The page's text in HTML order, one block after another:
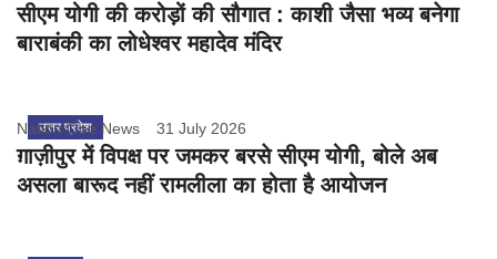
सीएम योगी की करोड़ों की सौगात : काशी जैसा भव्य बनेगा
बाराबंकी का लोधेश्वर महादेव मंदिर
उत्तर प्रदेश
Nation One News 31 July 2026
ग़ाज़ीपुर में विपक्ष पर जमकर बरसे सीएम योगी, बोले अब
असला बारूद नहीं रामलीला का होता है आयोजन